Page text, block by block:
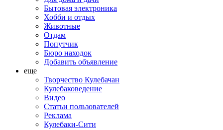
Бытовая электроника
Хобби и отдых
Животные
Отдам
Попутчик
Бюро находок
Добавить объявление
еще
Творчество Кулебачан
Кулебаковедение
Видео
Статьи пользователей
Реклама
Кулебаки-Сити